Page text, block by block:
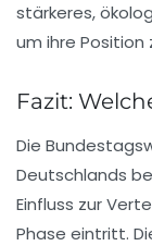
stärkeres,
um ihre
Fazit:
Die
Deutschlands
Einfluss zur
Phase eintritt.